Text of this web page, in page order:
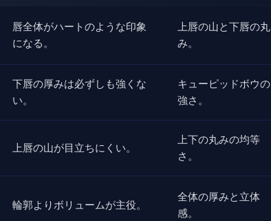
唇全体がハートのような印象
になる。
上唇の山と下唇の丸
み。
下唇の厚みは必ずしも強くな
い。
キューピッドボウの
強さ。
上唇の山が目立ちにくい。
上下の丸みの均等
さ。
輪郭よりボリュームが主役。
全体の厚みと立体
感。